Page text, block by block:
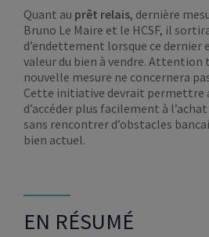
Quant au prêt relais, dernière
Bruno Le Maire et le HCSF, il
d’endettement lorsque ce dernier
valeur du bien à vendre.
nouvelle mesure ne concernera
Cette initiative devrait permettre
d’accéder plus facilement à
sans rencontrer d’obstacles
bien actuel.
EN RÉSUMÉ